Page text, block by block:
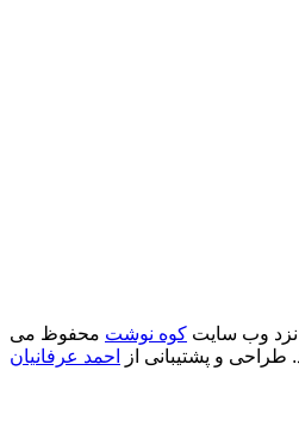
وب سایت کوه نوشت محفوظ می
طراحی و پشتیبانی از
احمد عرفانیان